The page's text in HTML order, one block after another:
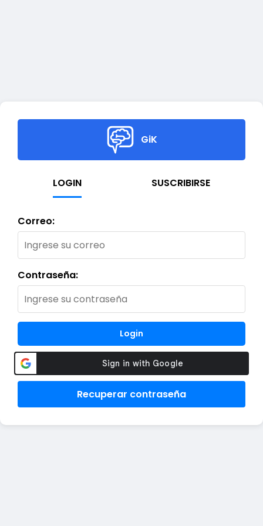
GiK
LOGIN SUSCRIBIRSE
Correo:
Contraseña:
Login
Recuperar contraseña